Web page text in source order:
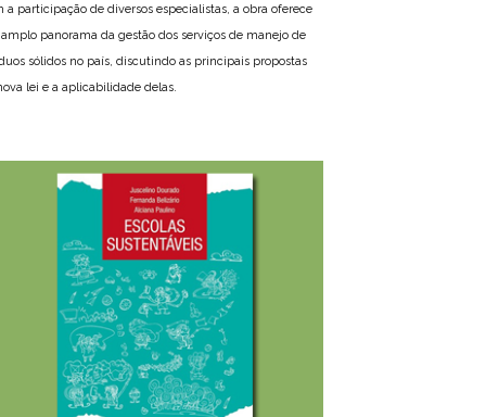
a participação de diversos especialistas, a obra oferece
panorama da gestão dos serviços de manejo de
sólidos no país, discutindo as principais propostas
lei e a aplicabilidade delas.